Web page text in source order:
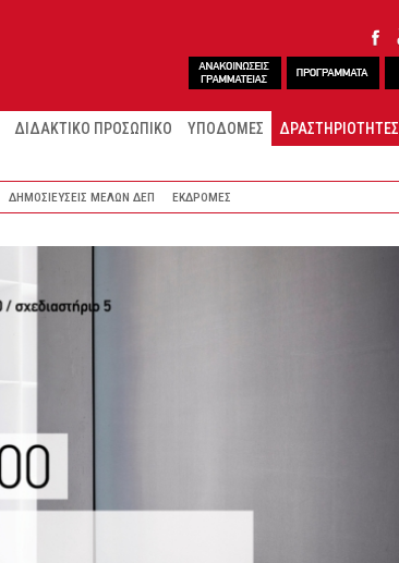
ΔΙΔΑΚΤΙΚΟ ΠΡΟΣΩΠΙΚΟ ΥΠΟΔΟΜΕΣ ΔΡΑΣΤΗΡΙΟΤΗΤΕΣ
ΔΗΜΟΣΙΕΥΣΕΙΣ ΜΕΛΩΝ ΔΕΠ ΕΚΔΡΟΜΕΣ